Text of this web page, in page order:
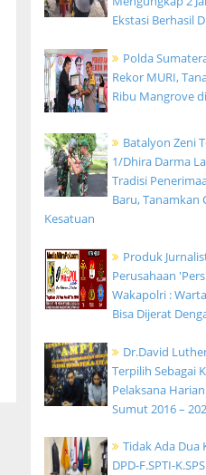
Ekstasi Berhasil
Polda
Rekor MURI,
Ribu Mangrove
Batalyon Zeni
1/Dhira Darma
Tradisi
Baru, Tanamkan
Kesatuan
Produk
Perusahaan
Wakapolri :
Bisa Dijerat
Dr.David
Terpilih Sebagai
Pelaksana
Sumut 2016 –
Tidak Ada Dua
DPD-F.SPTI-